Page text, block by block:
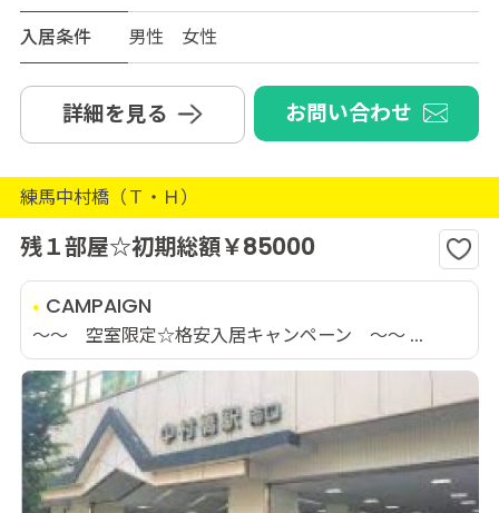
入居条件
男性 女性
詳細を見る お問い合わせ
練馬中村橋（Ｔ・Ｈ）
残１部屋☆初期総額￥85000
CAMPAIGN
～～ 空室限定☆格安入居キャンペーン ～～ ...